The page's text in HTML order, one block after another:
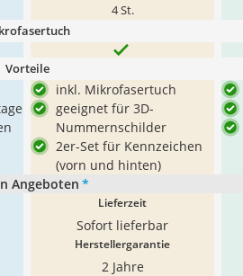
4 St.
Vorteile
inkl. Mikrofasertuch
geeignet für 3D-
Nummernschilder
2er-Set für Kennzeichen
(vorn und hinten)
Angeboten *
Lieferzeit
Sofort lieferbar
Herstellergarantie
2 Jahre